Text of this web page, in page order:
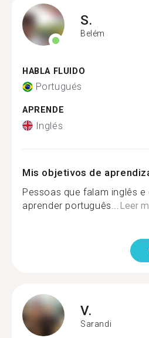
S.
Belém
HABLA FLUIDO
Portugués
APRENDE
Inglés
Mis objetivos de
Pessoas que falam inglês e
aprender português... Leer
V.
Sarandi